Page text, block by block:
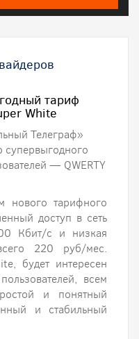
тариф
White
Телеграф»
супервыгодного
— QWERTY
нового тарифного
доступ в сеть
Кбит/с и низкая
220 руб/мес.
будет интересен
всем
и понятный
и стабильный